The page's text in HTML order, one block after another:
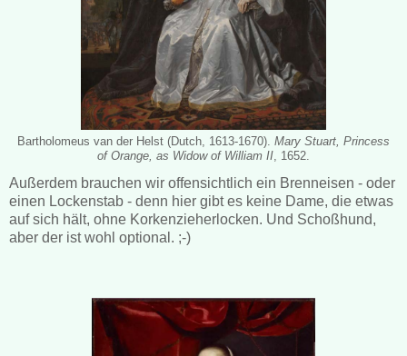
Bartholomeus van der Helst (Dutch, 1613-1670). Mary Stuart, Princess
of Orange, as Widow of William II, 1652.
Außerdem brauchen wir offensichtlich ein Brenneisen - oder
einen Lockenstab - denn hier gibt es keine Dame, die etwas
auf sich hält, ohne Korkenzieherlocken. Und Schoßhund,
aber der ist wohl optional. ;-)